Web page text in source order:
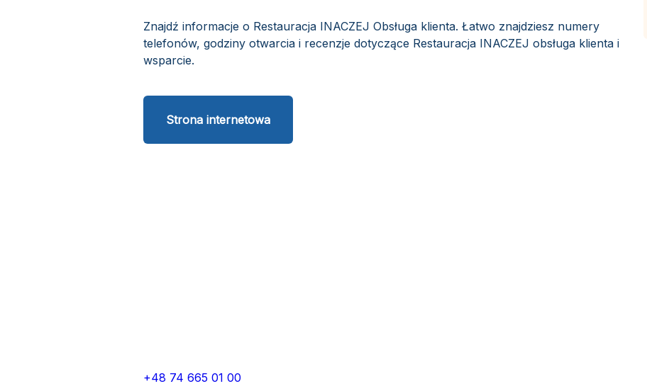
Znajdź informacje o Restauracja INACZEJ Obsługa klienta. Łatwo znajdziesz numery
telefonów, godziny otwarcia i recenzje dotyczące Restauracja INACZEJ obsługa klienta i
wsparcie.
Strona internetowa
+48 74 665 01 00